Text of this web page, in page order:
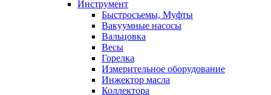
Инструмент
Быстросъемы, Муфты
Вакуумные насосы
Вальцовка
Весы
Горелка
Измерительное оборудование
Инжектор масла
Коллектора